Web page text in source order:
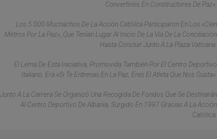
Convertiréis En Constructores De Paz».
Los 5.000 Muchachos De La Acción Católica Participaron En Los «Cien
Metros Por La Paz», Que Tenían Lugar Al Inicio De La Vía De La Conciliación
Hasta Concluir Junto A La Plaza Vaticana.
El Lema De Esta Iniciativa, Promovida También Por El Centro Deportivo
Italiano, Era «Si Te Entrenas En La Paz, Eres El Atleta Que Nos Gusta».
Junto A La Carrera Se Organizó Una Recogida De Fondos Que Se Destinarán
Al Centro Deportivo De Albania, Surgido En 1997 Gracias A La Acción
Católica.